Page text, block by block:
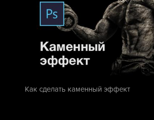
Как сделать каменный эффект